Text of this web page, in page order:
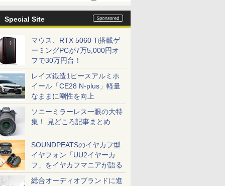
Special Site
マウス、RTX 5060 Ti搭載ゲ
ーミングPCが7万5,000円オ
フで30万円台！
レイズ鍛造1ピースアルミホ
イール「CE28 N-plus」軽量
なままに剛性を向上
ソニーミラーレス一眼の大特
集！ 見どころ記事まとめ
SOUNDPEATSのイヤカフ型
イヤフォン「UU2イヤーカ
フ」をイヤカフマニアが語る
総合オーディオブランドに進